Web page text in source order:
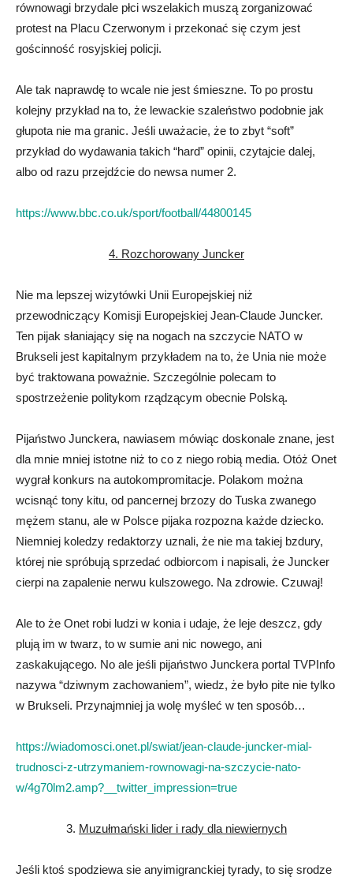
równowagi brzydale płci wszelakich muszą zorganizować
protest na Placu Czerwonym i przekonać się czym jest
gościnność rosyjskiej policji.
Ale tak naprawdę to wcale nie jest śmieszne. To po prostu
kolejny przykład na to, że lewackie szaleństwo podobnie jak
głupota nie ma granic. Jeśli uważacie, że to zbyt “soft”
przykład do wydawania takich “hard” opinii, czytajcie dalej,
albo od razu przejdźcie do newsa numer 2.
https://www.bbc.co.uk/sport/football/44800145
4. Rozchorowany Juncker
Nie ma lepszej wizytówki Unii Europejskiej niż
przewodniczący Komisji Europejskiej Jean-Claude Juncker.
Ten pijak słaniający się na nogach na szczycie NATO w
Brukseli jest kapitalnym przykładem na to, że Unia nie może
być traktowana poważnie. Szczególnie polecam to
spostrzeżenie politykom rządzącym obecnie Polską.
Pijaństwo Junckera, nawiasem mówiąc doskonale znane, jest
dla mnie mniej istotne niż to co z niego robią media. Otóż Onet
wygrał konkurs na autokompromitacje. Polakom można
wcisnąć tony kitu, od pancernej brzozy do Tuska zwanego
mężem stanu, ale w Polsce pijaka rozpozna każde dziecko.
Niemniej koledzy redaktorzy uznali, że nie ma takiej bzdury,
której nie spróbują sprzedać odbiorcom i napisali, że Juncker
cierpi na zapalenie nerwu kulszowego. Na zdrowie. Czuwaj!
Ale to że Onet robi ludzi w konia i udaje, że leje deszcz, gdy
plują im w twarz, to w sumie ani nic nowego, ani
zaskakującego. No ale jeśli pijaństwo Junckera portal TVPInfo
nazywa “dziwnym zachowaniem”, wiedz, że było pite nie tylko
w Brukseli. Przynajmniej ja wolę myśleć w ten sposób…
https://wiadomosci.onet.pl/swiat/jean-claude-juncker-mial-
trudnosci-z-utrzymaniem-rownowagi-na-szczycie-nato-
w/4g70lm2.amp?__twitter_impression=true
3. Muzułmański lider i rady dla niewiernych
Jeśli ktoś spodziewa sie anyimigranckiej tyrady, to się srodze